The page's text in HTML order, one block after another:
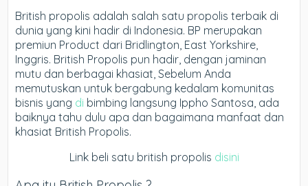
British propolis adalah salah satu propolis terbaik di
dunia yang kini hadir di Indonesia. BP merupakan
premiun Product dari Bridlington, East Yorkshire,
Inggris. British Propolis pun hadir, dengan jaminan
mutu dan berbagai khasiat, Sebelum Anda
memutuskan untuk bergabung kedalam komunitas
bisnis yang di bimbing langsung Ippho Santosa, ada
baiknya tahu dulu apa dan bagaimana manfaat dan
khasiat British Propolis.
Link beli satu british propolis disini